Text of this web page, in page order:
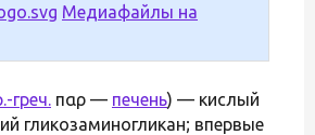
Медиафайлы на
греч. ἧπαρ — печень) — кислый
гликозаминогликан; впервые